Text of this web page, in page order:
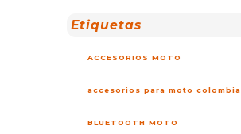
Etiquetas
ACCESORIOS MOTO
accesorios para moto colombia
BLUETOOTH MOTO